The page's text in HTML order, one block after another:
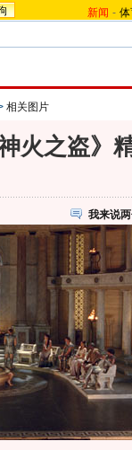
新闻 -
相关图片
火之盗》
我来说